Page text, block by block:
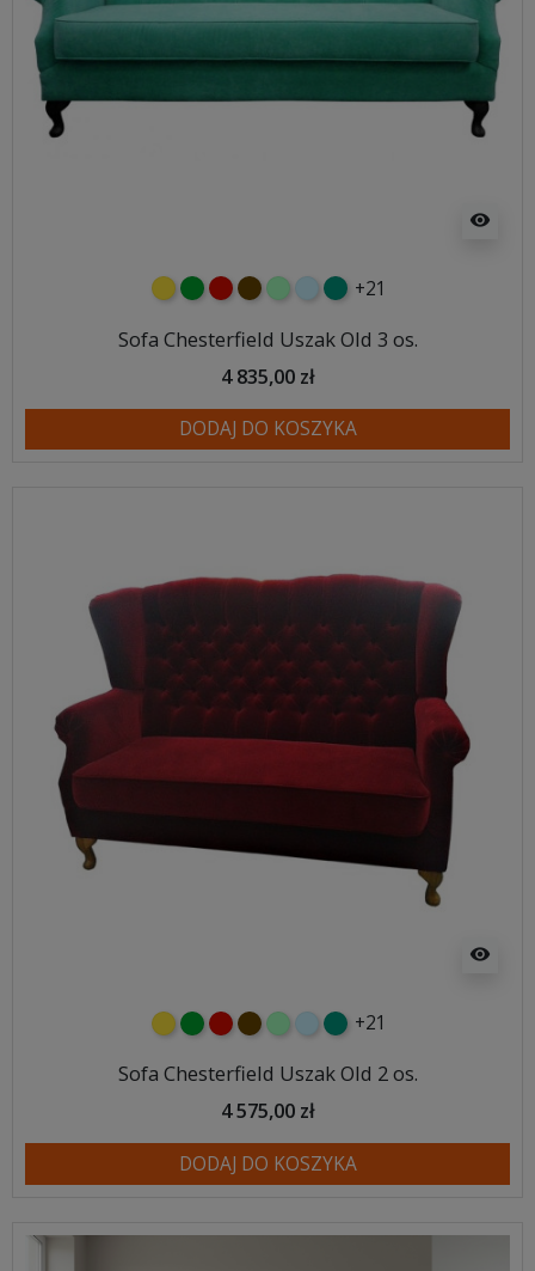
visibility
żółtyzielonyczerwony
czekoladowy
miętowybłękitny
turkusowy
+21
Sofa Chesterfield Uszak Old 3 os.
4 835,00 zł
DODAJ DO KOSZYKA
visibility
żółtyzielonyczerwony
czekoladowy
miętowybłękitny
turkusowy
+21
Sofa Chesterfield Uszak Old 2 os.
4 575,00 zł
DODAJ DO KOSZYKA